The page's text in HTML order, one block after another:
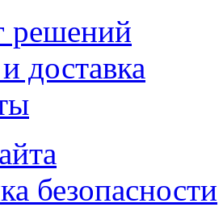
решений
доставка
безопасности